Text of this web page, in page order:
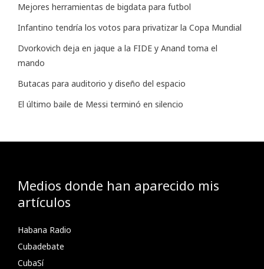
Mejores herramientas de bigdata para futbol
Infantino tendría los votos para privatizar la Copa Mundial
Dvorkovich deja en jaque a la FIDE y Anand toma el
mando
Butacas para auditorio y diseño del espacio
El último baile de Messi terminó en silencio
Medios donde han aparecido mis
artículos
Habana Radio
Cubadebate
CubaSí